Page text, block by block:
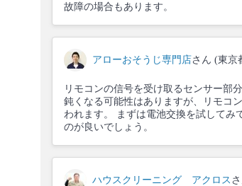
故障の場合もあります。
アローおそうじ専門店さん (東京
リモコンの信号を受け取るセンサー部
鈍くなる可能性はありますが、リモコ
われます。 まずは電池交換を試してみ
のが良いでしょう。
ハウスクリーニング アクロス